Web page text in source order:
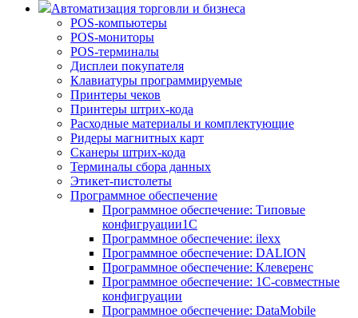
Автоматизация торговли и бизнеса
POS-компьютеры
POS-мониторы
POS-терминалы
Дисплеи покупателя
Клавиатуры программируемые
Принтеры чеков
Принтеры штрих-кода
Расходные материалы и комплектующие
Ридеры магнитных карт
Сканеры штрих-кода
Терминалы сбора данных
Этикет-пистолеты
Программное обеспечение
Программное обеспечение: Типовые
конфигруации1С
Программное обеспечение: ilexx
Программное обеспечение: DALION
Программное обеспечение: Клеверенс
Программное обеспечение: 1С-совместные
конфигруации
Программное обеспечение: DataMobile